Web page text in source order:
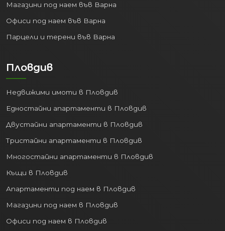
Магазини под наем във Варна
Офиси под наем във Варна
Парцели и терени във Варна
Пловдив
Недвижими имоти в Пловдив
Едностайни апартаменти в Пловдив
Двустайни апартаменти в Пловдив
Тристайни апартаменти в Пловдив
Многостайни апартаменти в Пловдив
Къщи в Пловдив
Апартаменти под наем в Пловдив
Магазини под наем в Пловдив
Офиси под наем в Пловдив